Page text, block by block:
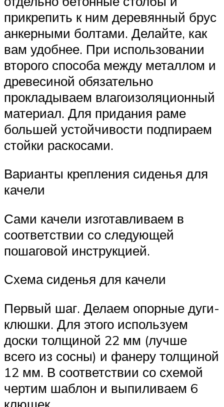
прикрепить к ним деревянный брус
анкерными болтами. Делайте, как
вам удобнее. При использовании
второго способа между металлом и
древесиной обязательно
прокладываем влагоизоляционный
материал. Для придания раме
большей устойчивости подпираем
стойки раскосами.
Варианты крепления сиденья для
качели
Сами качели изготавливаем в
соответствии со следующей
пошаговой инструкцией.
Схема сиденья для качели
Первый шаг. Делаем опорные дуги-
клюшки. Для этого используем
доски толщиной 22 мм (лучше
всего из сосны) и фанеру толщиной
12 мм. В соответствии со схемой
чертим шаблон и выпиливаем 6